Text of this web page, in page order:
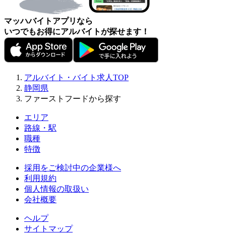
マッハバイトアプリなら
いつでもお得にアルバイトが探せます！
アルバイト・バイト求人TOP
静岡県
ファーストフードから探す
エリア
路線・駅
職種
特徴
採用をご検討中の企業様へ
利用規約
個人情報の取扱い
会社概要
ヘルプ
サイトマップ